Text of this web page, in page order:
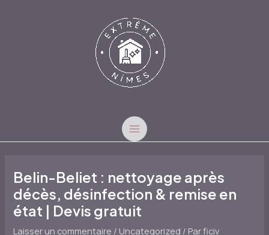
MAIN
Belin-Beliet : nettoyage après
décès, désinfection & remise en
état | Devis gratuit
Laisser un commentaire / Uncategorized / Parficiv